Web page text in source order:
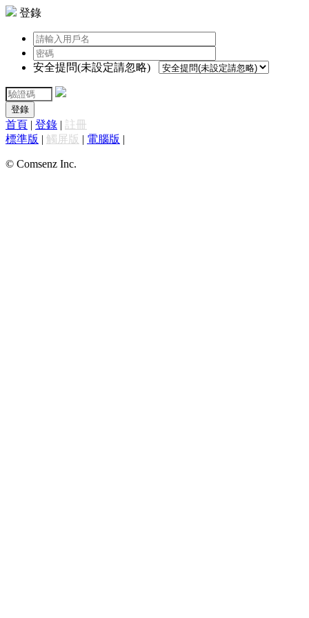
登錄
安全提問(未設定請忽略)
登錄
首頁 | 登錄 | 註冊
標準版 | 觸屏版 | 電腦版 |
© Comsenz Inc.